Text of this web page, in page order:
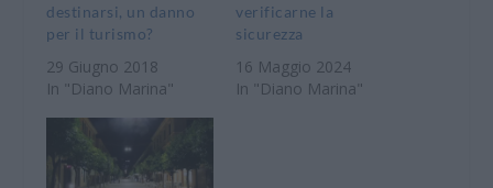
destinarsi, un danno
per il turismo?
29 Giugno 2018
In "Diano Marina"
verificarne la
sicurezza
16 Maggio 2024
In "Diano Marina"